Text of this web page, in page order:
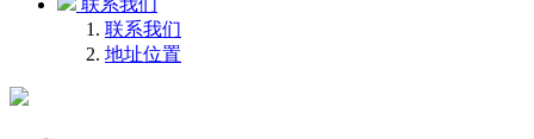
联系我们
联系我们
地址位置